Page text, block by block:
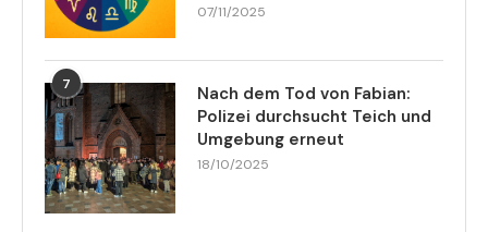
07/11/2025
7
Nach dem Tod von Fabian:
Polizei durchsucht Teich und
Umgebung erneut
18/10/2025